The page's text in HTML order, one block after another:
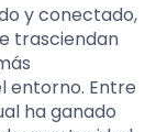
y conectado,
trasciendan
entorno. Entre
ha ganado